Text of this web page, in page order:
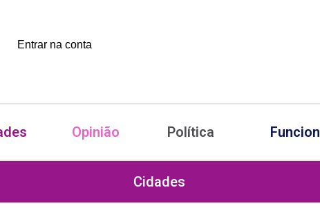
Entrar na conta
Opinião Política
Cidades